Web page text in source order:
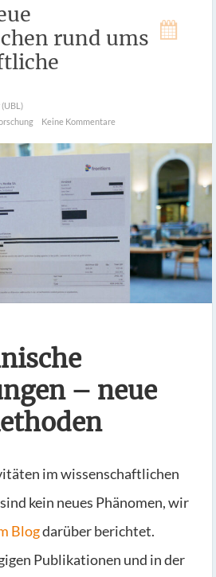
rund ums
Keine Kommentare
– neue
im wissenschaftlichen
kein neues Phänomen, wir
Blogdarüber berichtet.
Publikationen und in der